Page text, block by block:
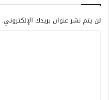
لن يتم نشر عنوان بريدك الإلكتروني.